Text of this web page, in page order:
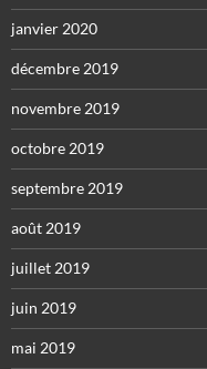
janvier 2020
décembre 2019
novembre 2019
octobre 2019
septembre 2019
août 2019
juillet 2019
juin 2019
mai 2019